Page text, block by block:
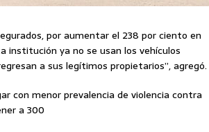
por aumentar el 238 por ciento en
institución ya no se usan los vehículos
a sus legítimos propietarios”, agregó.
con menor prevalencia de violencia contra
a 300